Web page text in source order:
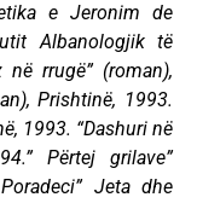
e Jeronim de
Albanologjik të
rrugë” (roman),
Prishtinë, 1993.
1993. “Dashuri në
Përtej grilave”
Jeta dhe